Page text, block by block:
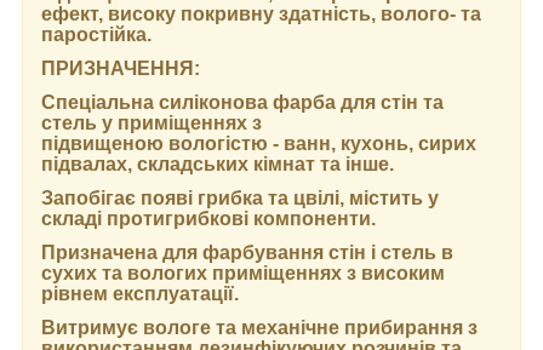
ефект, високу покривну здатність, волого- та
паростійка.
ПРИЗНАЧЕННЯ:
Спеціальна силіконова фарба для стін та
стель у приміщеннях з
підвищеною вологістю - ванн, кухонь, сирих
підвалах, складських кімнат та інше.
Запобігає появі грибка та цвілі, містить у
складі протигрибкові компоненти.
Призначена для фарбування стін і стель в
сухих та вологих приміщеннях з високим
рівнем експлуатації.
Витримує вологе та механічне прибирання з